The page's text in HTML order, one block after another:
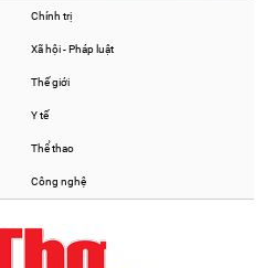
Chính trị
Xã hội - Pháp luật
Thế giới
Y tế
Thể thao
Công nghệ